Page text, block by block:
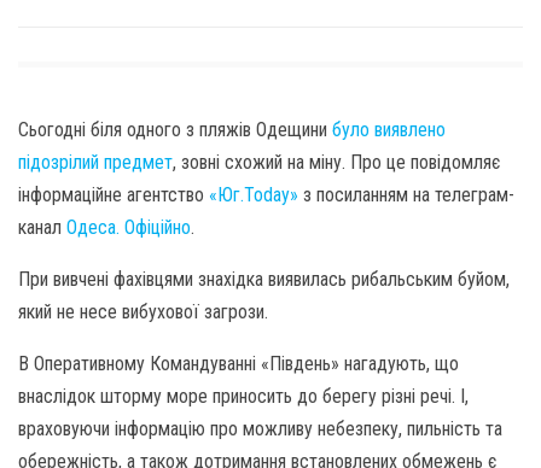
Сьогодні біля одного з пляжів Одещини було виявлено
підозрілий предмет, зовні схожий на міну. Про це повідомляє
інформаційне агентство «Юг.Today» з посиланням на телеграм-
канал Одеса. Офіційно.
При вивчені фахівцями знахідка виявилась рибальським буйом,
який не несе вибухової загрози.
В Оперативному Командуванні «Південь» нагадують, що
внаслідок шторму море приносить до берегу різні речі. І,
враховуючи інформацію про можливу небезпеку, пильність та
обережність, а також дотримання встановлених обмежень є